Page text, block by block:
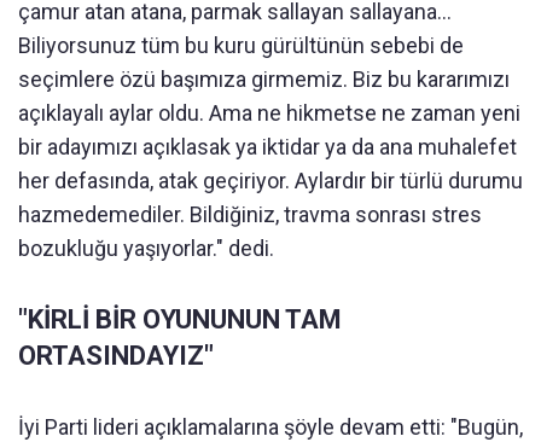
çamur atan atana, parmak sallayan sallayana...
Biliyorsunuz tüm bu kuru gürültünün sebebi de
seçimlere özü başımıza girmemiz. Biz bu kararımızı
açıklayalı aylar oldu. Ama ne hikmetse ne zaman yeni
bir adayımızı açıklasak ya iktidar ya da ana muhalefet
her defasında, atak geçiriyor. Aylardır bir türlü durumu
hazmedemediler. Bildiğiniz, travma sonrası stres
bozukluğu yaşıyorlar." dedi.
"KİRLİ BİR OYUNUNUN TAM
ORTASINDAYIZ"
İyi Parti lideri açıklamalarına şöyle devam etti: "Bugün,